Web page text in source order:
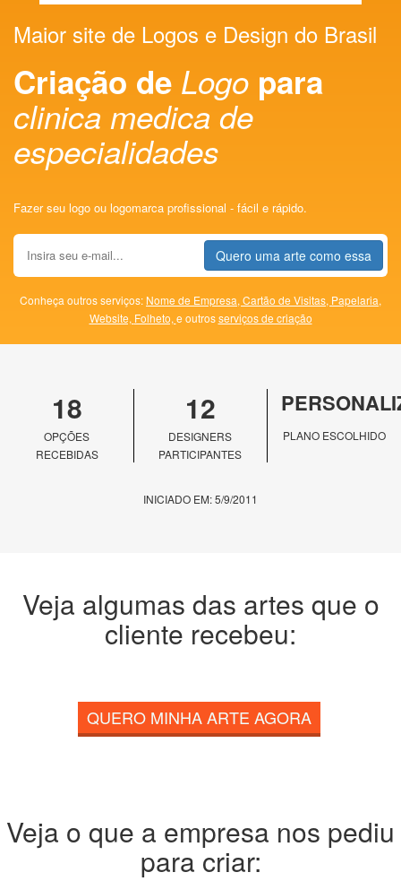
Maior site de Logos e Design do Brasil
Criação de Logo para
clinica medica de
especialidades
Fazer seu logo ou logomarca profissional - fácil e rápido.
Quero uma arte como essa
Conheça outros serviços: Nome de Empresa, Cartão de Visitas, Papelaria,
Website, Folheto, e outrosserviços de criação
18
OPÇÕES
RECEBIDAS
12
DESIGNERS
PARTICIPANTES
PLANO ESCOLHIDO
INICIADO EM: 5/9/2011
Veja algumas das artes que o
cliente recebeu:
QUERO MINHA ARTE AGORA
Veja o que a empresa nos pediu
para criar: